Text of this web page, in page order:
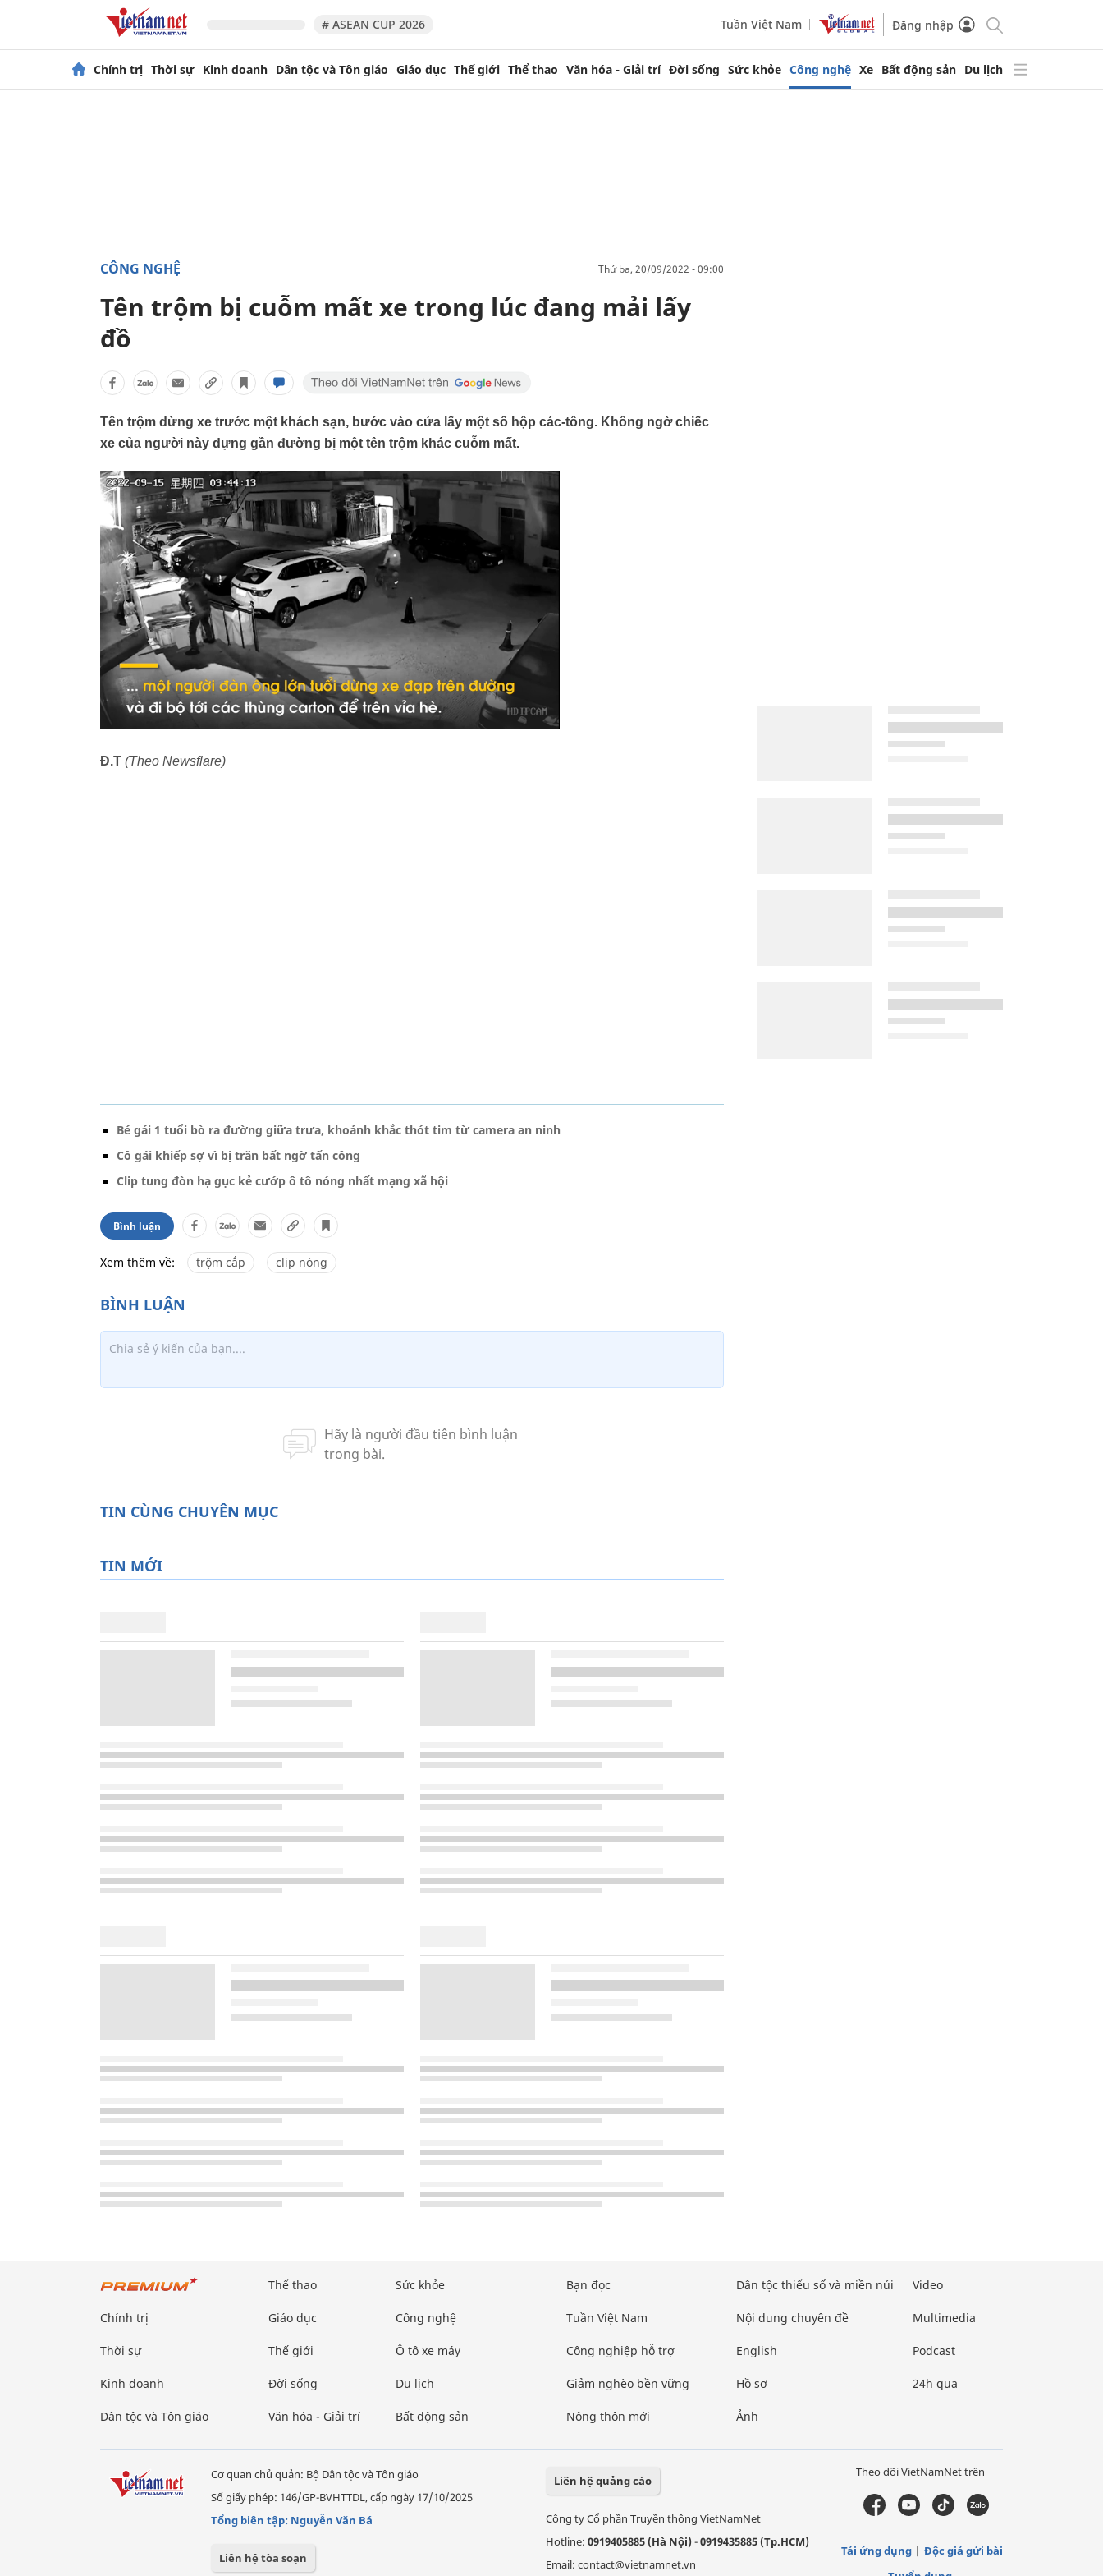
# ASEAN CUP 2026 Tuần Việt Nam Đăng nhập
Chính trị Thời sự Kinh doanh Dân tộc và Tôn giáo Giáo dục Thế giới Thể thao Văn hóa - Giải trí Đời sống Sức khỏe Công nghệ Xe Bất động sản Du lịch
CÔNG NGHỆ thứ ba, 20/09/2022 - 09:00
Tên trộm bị cuỗm mất xe trong lúc đang mải lấy
đồ
Tên trộm dừng xe trước một khách sạn, bước vào cửa lấy một số hộp các-tông. Không ngờ chiếc
xe của người này dựng gần đường bị một tên trộm khác cuỗm mất.
Đ.T (Theo Newsflare)
Bé gái 1 tuổi bò ra đường giữa trưa, khoảnh khắc thót tim từ camera an ninh
Cô gái khiếp sợ vì bị trăn bất ngờ tấn công
Clip tung đòn hạ gục kẻ cướp ô tô nóng nhất mạng xã hội
Bình luận
Xem thêm về: trộm cắp clip nóng
TIN CÙNG CHUYÊN MỤC
TIN MỚI
Chính trị
Thời sự
Kinh doanh
Dân tộc và Tôn giáo
Thể thao
Giáo dục
Thế giới
Đời sống
Văn hóa - Giải trí
Sức khỏe
Công nghệ
Ô tô xe máy
Du lịch
Bất động sản
Bạn đọc
Tuần Việt Nam
Công nghiệp hỗ trợ
Giảm nghèo bền vững
Nông thôn mới
Dân tộc thiểu số và miền núi
Nội dung chuyên đề
English
Hồ sơ
Ảnh
Video
Multimedia
Podcast
24h qua
Cơ quan chủ quản: Bộ Dân tộc và Tôn giáo
Số giấy phép: 146/GP-BVHTTDL, cấp ngày 17/10/2025
Tổng biên tập: Nguyễn Văn Bá
Liên hệ tòa soạn
Liên hệ quảng cáo
Công ty Cổ phần Truyền thông VietNamNet
Hotline: 0919405885 (Hà Nội)-0919435885 (Tp.HCM)
Email: contact@vietnamnet.vn
Theo dõi VietNamNet trên
Tải ứng dụng
Độc giả gửi bài